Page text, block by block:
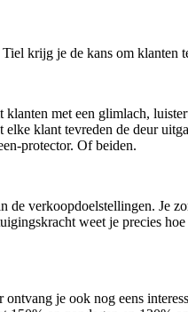
krijg je de kans om klanten
met een glimlach,
klant tevreden de deur
protector. Of beiden.
verkoopdoelstellingen. Je
weet je precies
ontvang je ook nog eens